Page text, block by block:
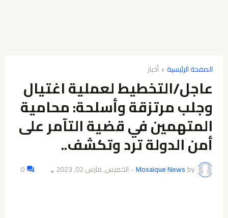
الصفحة الرئيسية أخبار
عاجل/التخطيط لعملية اغتيال
وجلب مرتزقة وأسلحة: محامية
المتهمين في قضية التآمر على
أمن الدولة ترد وتكشف..
by
Mosaique News
- الخميس, مارس 02, 2023 👁️
0